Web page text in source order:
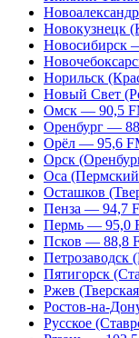
Новокузнецк
Новосибирск
Норильск
Новый Свет
Омск — 90,5
Оренбург —
Орёл — 95,6
Орск
Оса
Осташков
Пенза — 94,7
Пермь — 95,0
Псков — 88,8
Петрозаводск
Пятигорск
Ржев
Ростов-на-
Русское